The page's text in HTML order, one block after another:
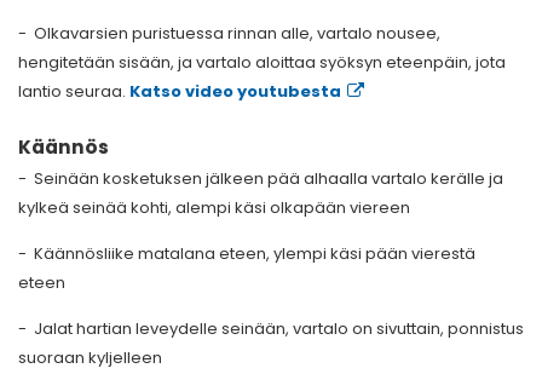
- Olkavarsien puristuessa rinnan alle, vartalo nousee,
hengitetään sisään, ja vartalo aloittaa syöksyn eteenpäin, jota
lantio seuraa. Katso video youtubesta
Käännös
- Seinään kosketuksen jälkeen pää alhaalla vartalo kerälle ja
kylkeä seinää kohti, alempi käsi olkapään viereen
- Käännösliike matalana eteen, ylempi käsi pään vierestä
eteen
- Jalat hartian leveydelle seinään, vartalo on sivuttain, ponnistus
suoraan kyljelleen